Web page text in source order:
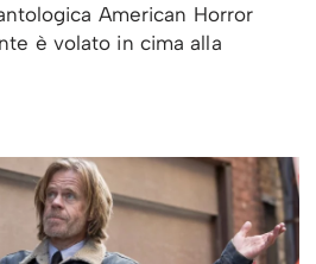
American Horror
è volato in cima alla